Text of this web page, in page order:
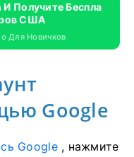
Получите Беспла
США
Для Новичков
Google
Google, нажмите